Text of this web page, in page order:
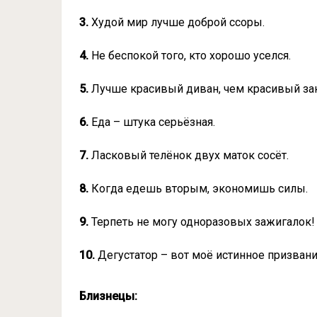
3. Худой мир лучше доброй ссоры.
4. Не беспокой того, кто хорошо уселся.
5. Лучше красивый диван, чем красивый
6. Еда – штука серьёзная.
7. Ласковый телёнок двух маток сосёт.
8. Когда едешь вторым, экономишь силы.
9. Терпеть не могу одноразовых зажигалок!
10. Дегустатор – вот моё истинное
Близнецы: